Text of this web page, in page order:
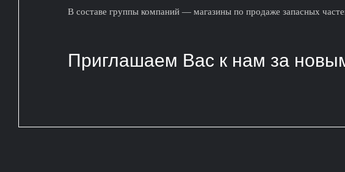
В составе группы компаний — магазины по продаже запасных
Приглашаем Вас к нам за